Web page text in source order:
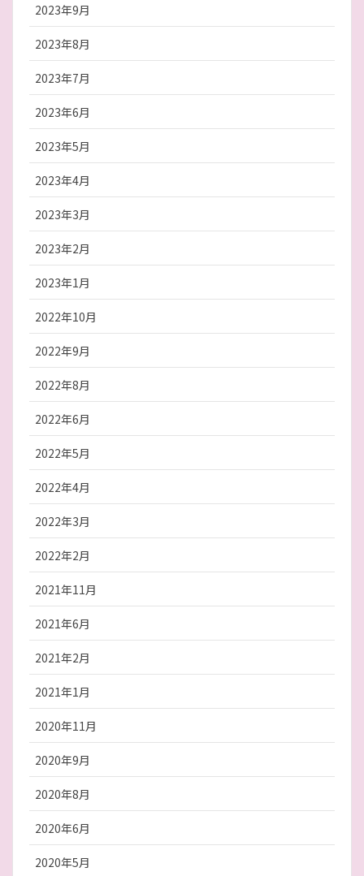
2023年9月
2023年8月
2023年7月
2023年6月
2023年5月
2023年4月
2023年3月
2023年2月
2023年1月
2022年10月
2022年9月
2022年8月
2022年6月
2022年5月
2022年4月
2022年3月
2022年2月
2021年11月
2021年6月
2021年2月
2021年1月
2020年11月
2020年9月
2020年8月
2020年6月
2020年5月